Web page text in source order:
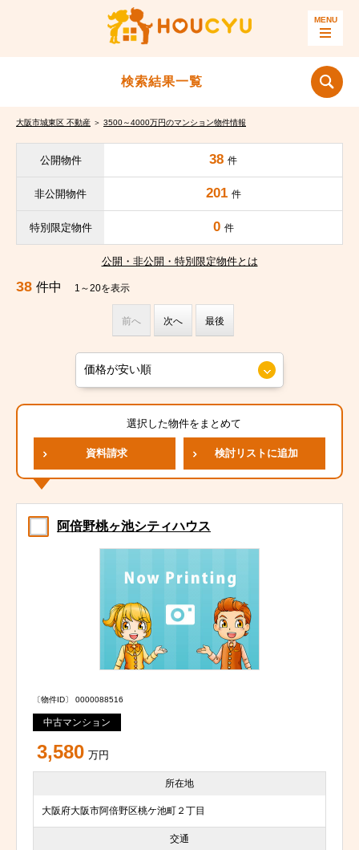
検索結果一覧
大阪市城東区 不動産 ＞ 3500～4000万円のマンション物件情報
公開物件 38 件
非公開物件 201 件
特別限定物件 0 件
公開・非公開・特別限定物件とは
38 件中 1～20を表示
前へ 次へ 最後
選択した物件をまとめて
資料請求 検討リストに追加
阿倍野桃ヶ池シティハウス
〔物件ID〕 0000088516
中古マンション
3,580 万円
所在地
大阪府大阪市阿倍野区桃ケ池町２丁目
交通